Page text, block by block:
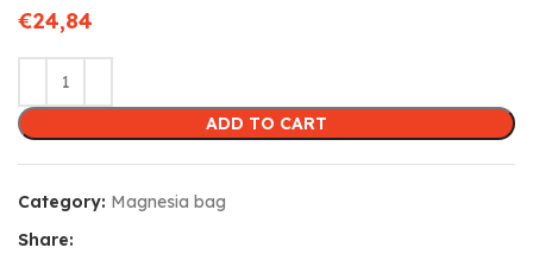
€24,84
ADD TO CART
Category: Magnesia bag
Share: